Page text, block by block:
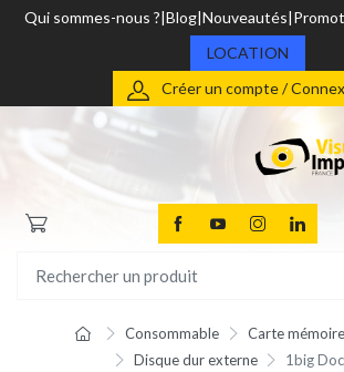
Qui sommes-nous ? Blog Nouveautés
LOCATION
Créer un compte /
Consommable
Carte
Disque dur externe
1big